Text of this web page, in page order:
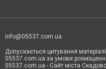
info@05537.com.ua
Допускається цитування
05537.com.ua за умови
05537.com.ua - Сайт міста